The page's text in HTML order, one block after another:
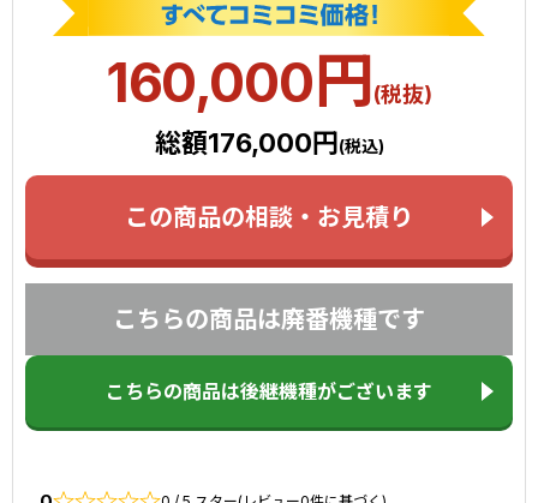
160,000円(税抜)
総額176,000円(税込)
この商品の相談・お見積り
こちらの商品は廃番機種です
こちらの商品は後継機種がございます